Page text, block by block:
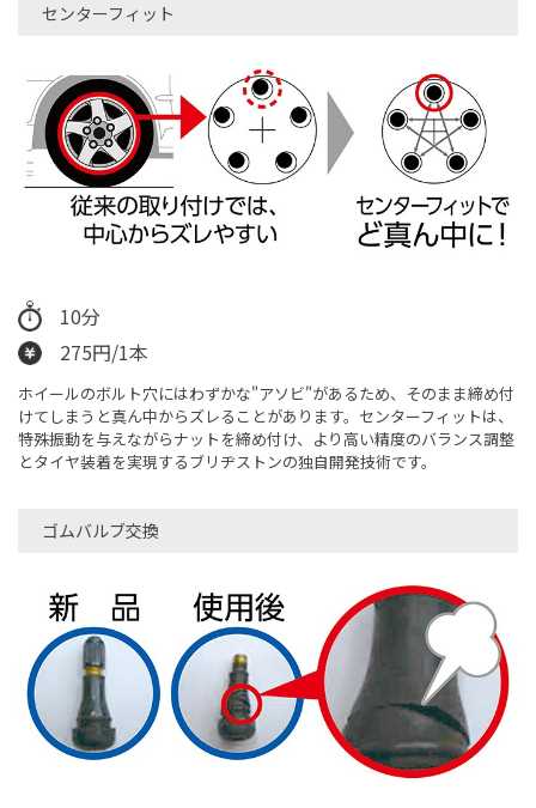
センターフィット
10分
275円/1本
ホイールのボルト穴にはわずかな"アソビ"があるため、そのまま締め付
けてしまうと真ん中からズレることがあります。センターフィットは、
特殊振動を与えながらナットを締め付け、より高い精度のバランス調整
とタイヤ装着を実現するブリヂストンの独自開発技術です。
ゴムバルブ交換